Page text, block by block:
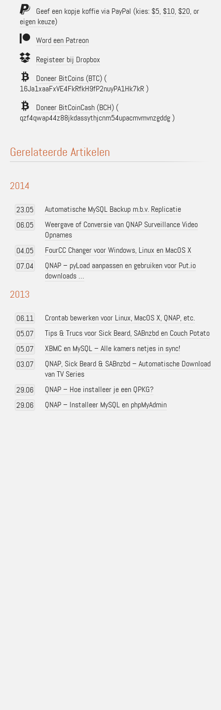
Geef een kopje koffie via PayPal (kies: $5, $10, $20, or
eigen keuze)
Word een Patreon
Registeer bij Dropbox
Doneer BitCoins (BTC) (
16Ja1xaaFxVE4FkRfkH9fP2nuyPA1Hk7kR )
Doneer BitCoinCash (BCH) (
qzf4qwap44z88jkdassythjcnm54upacmvmvnzgddg )
Gerelateerde Artikelen
2014
23.05
Automatische MySQL Backup m.b.v. Replicatie
06.05
Weergave of Conversie van QNAP Surveillance Video
Opnames
04.05
FourCC Changer voor Windows, Linux en MacOS X
07.04
QNAP – pyLoad aanpassen en gebruiken voor Put.io
downloads …
2013
06.11
Crontab bewerken voor Linux, MacOS X, QNAP, etc.
05.07
Tips & Trucs voor Sick Beard, SABnzbd en Couch Potato
05.07
XBMC en MySQL – Alle kamers netjes in sync!
03.07
QNAP, Sick Beard & SABnzbd – Automatische Download
van TV Series
29.06
QNAP – Hoe installeer je een QPKG?
29.06
QNAP – Installeer MySQL en phpMyAdmin